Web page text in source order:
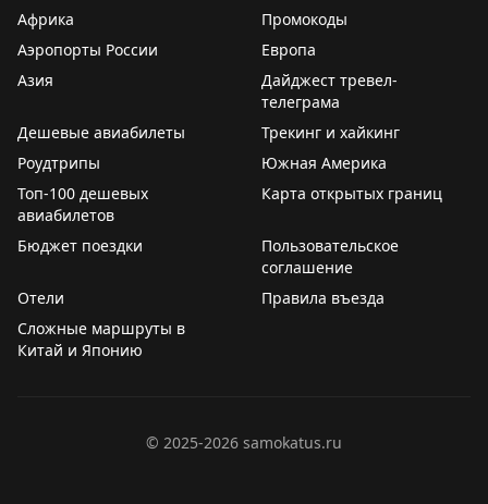
Африка
Промокоды
Аэропорты России
Европа
Азия
Дайджест тревел-
телеграма
Дешевые авиабилеты
Трекинг и хайкинг
Роудтрипы
Южная Америка
Топ-100 дешевых
авиабилетов
Карта открытых границ
Бюджет поездки
Пользовательское
соглашение
Отели
Правила въезда
Сложные маршруты в
Китай и Японию
© 2025-2026 samokatus.ru